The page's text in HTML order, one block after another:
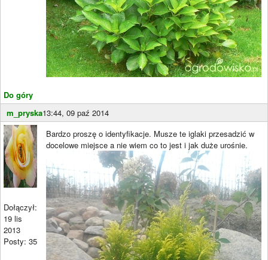
Do góry
m_pryska13:44, 09 paź 2014
Dołączył:
19 lis
2013
Posty: 35
Bardzo proszę o identyfikacje. Musze te iglaki przesadzić w
docelowe miejsce a nie wiem co to jest i jak duże urośnie.